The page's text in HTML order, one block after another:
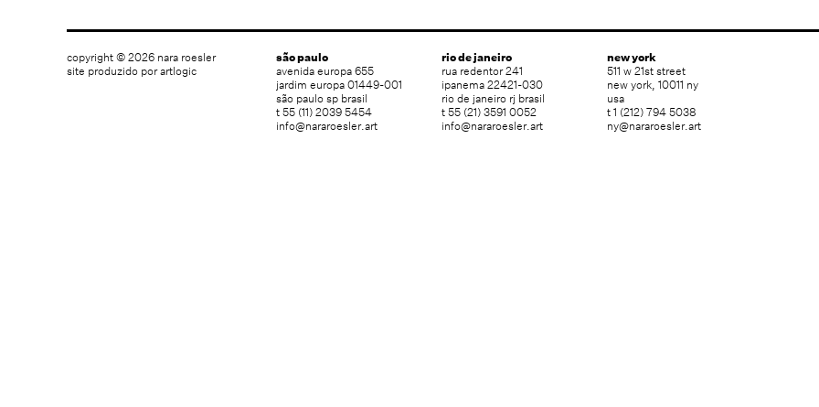
new york
511 w 21st street
new york, 10011 ny
usa
t 1 (212) 794 5038
ny@nararoesler.art
rio de janeiro
rua redentor 241
ipanema 22421-030
rio de janeiro rj brasil
t 55 (21) 3591 0052
info@nararoesler.art
são paulo
avenida europa 655
jardim europa 01449-001
são paulo sp brasil
t 55 (11) 2039 5454
info@nararoesler.art
copyright © 2026 nara roesler
site produzido por artlogic